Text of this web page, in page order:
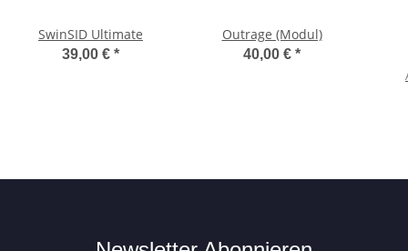
SwinSID Ultimate
39,00 € *
Outrage (Modul)
40,00 € *